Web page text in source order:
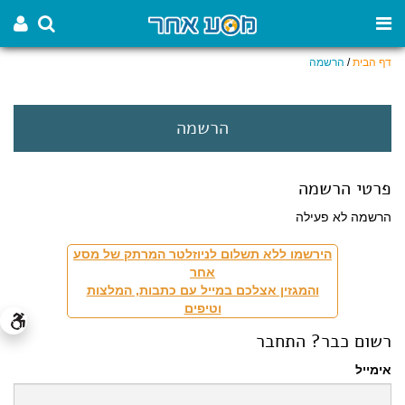
דף הבית/ הרשמה
הרשמה
פרטי הרשמה
הרשמה לא פעילה
הירשמו ללא תשלום לניוזלטר המרתק של מסע
אחר
והמגזין אצלכם במייל עם כתבות, המלצות
וטיפים
רשום כבר? התחבר
אימייל